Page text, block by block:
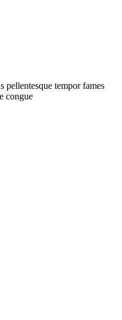
pellentesque tempor fames
congue